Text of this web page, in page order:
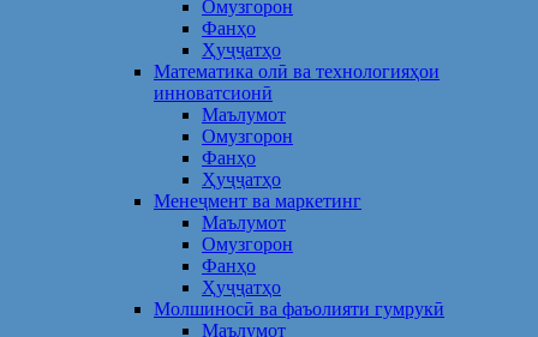
Омузгорон
Фанҳо
Ҳуҷҷатҳо
Математика олӣ ва технологияҳои
инноватсионӣ
Маълумот
Омузгорон
Фанҳо
Ҳуҷҷатҳо
Менеҷмент ва маркетинг
Маълумот
Омузгорон
Фанҳо
Ҳуҷҷатҳо
Молшиносӣ ва фаъолияти гумрукӣ
Маълумот